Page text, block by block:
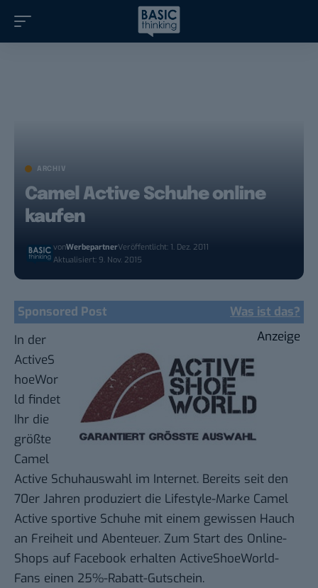
ARCHIV
Camel Active Schuhe online
kaufen
vonWerbepartnerVeröffentlicht: 1. Dez. 2011
Aktualisiert: 9. Nov. 2015
Sponsored Post
Was ist das?
Anzeige
In der
ActiveS
hoeWor
ld findet
Ihr die
größte
Camel
Active Schuhauswahl im Internet. Bereits seit den
70er Jahren produziert die Lifestyle-Marke Camel
Active sportive Schuhe mit einem gewissen Hauch
an Freiheit und Abenteuer. Zum Start des Online-
Shops auf Facebook erhalten ActiveShoeWorld-
Fans einen 25%-Rabatt-Gutschein.